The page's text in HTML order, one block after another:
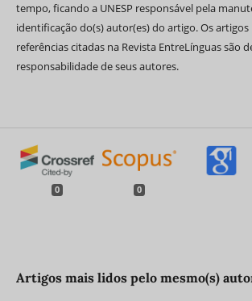
tempo, ficando a UNESP responsável pela
identificação do(s) autor(es) do artigo. Os artigos
referências citadas na Revista EntreLínguas são
responsabilidade de seus autores.
0 0
Artigos mais lidos pelo mesmo(s)